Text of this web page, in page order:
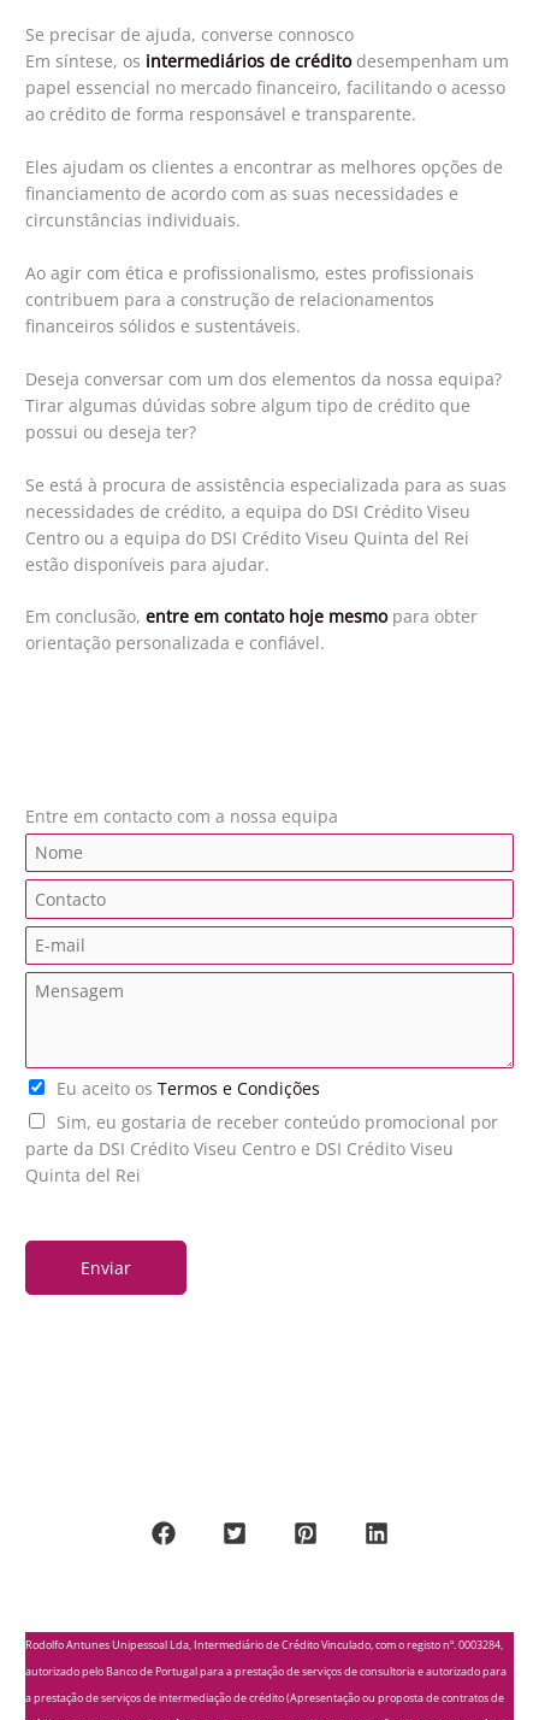
Se precisar de ajuda, converse connosco
Em síntese, os intermediários de créditodesempenham um
papel essencial no mercado financeiro, facilitando o acesso
ao crédito de forma responsável e transparente.
Eles ajudam os clientes a encontrar as melhores opções de
financiamento de acordo com as suas necessidades e
circunstâncias individuais.
Ao agir com ética e profissionalismo, estes profissionais
contribuem para a construção de relacionamentos
financeiros sólidos e sustentáveis.
Deseja conversar com um dos elementos da nossa equipa?
Tirar algumas dúvidas sobre algum tipo de crédito que
possui ou deseja ter?
Se está à procura de assistência especializada para as suas
necessidades de crédito, a equipa do DSI Crédito Viseu
Centro ou a equipa do DSI Crédito Viseu Quinta del Rei
estão disponíveis para ajudar.
Em conclusão,entre em contato hoje mesmopara obter
orientação personalizada e confiável.
Entre em contacto com a nossa equipa
N
a
m
e
o
t
o
m
*
M
s
a
g
e
m
T
e
r
m
*
Eu aceito osTermos e Condições
P
u
b
Sim, eu gostaria de receber conteúdo promocional por
parte da DSI Crédito Viseu Centro e DSI Crédito Viseu
Quinta del Rei
Enviar
Rodolfo Antunes Unipessoal Lda, Intermediário de Crédito Vinculado, com o registo nº. 0003284,
autorizado pelo Banco de Portugal para a prestação de serviços de consultoria e autorizado para
a prestação de serviços de intermediação de crédito (Apresentação ou proposta de contratos de